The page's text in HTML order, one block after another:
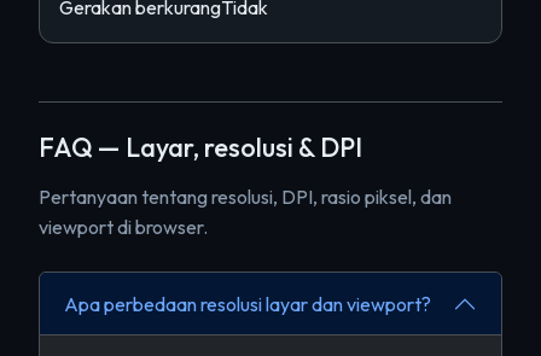
Gerakan berkurangTidak
FAQ — Layar, resolusi & DPI
Pertanyaan tentang resolusi, DPI, rasio piksel, dan
viewport di browser.
Apa perbedaan resolusi layar dan viewport?